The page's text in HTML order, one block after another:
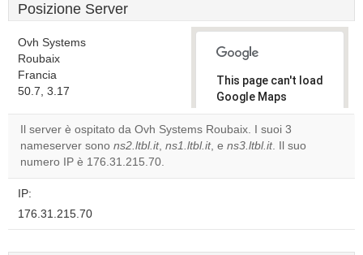
Posizione Server
Ovh Systems
Roubaix
Francia
50.7, 3.17
This page can't load
Google Maps
correctly.
Do you
Il server è ospitato da Ovh Systems Roubaix. I suoi 3
nameserver sono ns2.ltbl.it, ns1.ltbl.it, e ns3.ltbl.it. Il suo
numero IP è 176.31.215.70.
IP:
176.31.215.70